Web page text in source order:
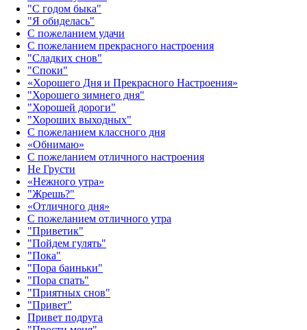
"С годом быка"
"Я обиделась"
С пожеланием удачи
С пожеланием прекрасного настроения
"Сладких снов"
"Споки"
«Хорошего Дня и Прекрасного Настроения»
"Хорошего зимнего дня"
"Хорошей дороги"
"Хороших выходных"
С пожеланием классного дня
«Обнимаю»
С пожеланием отличного настроения
Не Грусти
«Нежного утра»‎
"Жрешь?"
«Отличного дня»‎
С пожеланием отличного утра
"Приветик"
"Пойдем гулять"
"Пока"
"Пора баиньки"
"Пора спать"
"Приятных снов"
"Привет"
Привет подруга